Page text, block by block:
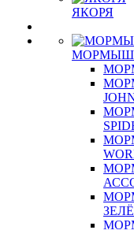
ЯКОРЯ